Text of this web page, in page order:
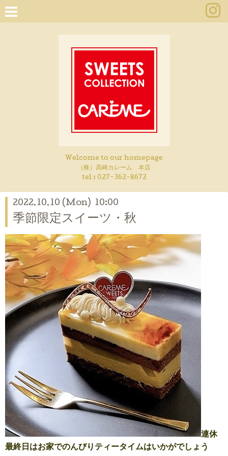
Welcome to our homepage
（株）高崎カレーム 本店
tel : 027-362-8672
2022.10.10 (Mon) 10:00
季節限定スイーツ・秋
連休
最終日はお家でのんびりティータイムはいかがでしょう